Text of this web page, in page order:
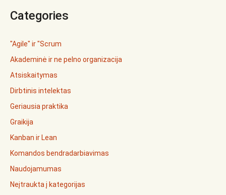
Categories
"Agile" ir "Scrum
Akademinė ir ne pelno organizacija
Atsiskaitymas
Dirbtinis intelektas
Geriausia praktika
Graikija
Kanban ir Lean
Komandos bendradarbiavimas
Naudojamumas
Neįtraukta į kategorijas